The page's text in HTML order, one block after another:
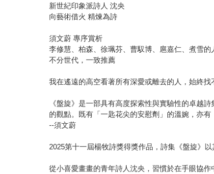
新世紀印象派詩人 沈央
向藝術借火 精煉為詩
須文蔚 專序賞析
李修慧、柏森、徐珮芬、曹馭博、扈嘉仁、煮雪
不分世代，一致推薦
我在遙遠的高空看著所有深愛或離去的人，始終
《盤旋》是一部具有高度探索性與實驗性的卓越
的觀點。既有「一匙花尖的安慰劑」的溫婉，亦有
--須文蔚
2025第十一屆楊牧詩獎得獎作品，詩集《盤旋》
從小喜愛畫畫的青年詩人沈央，習慣於在手眼協